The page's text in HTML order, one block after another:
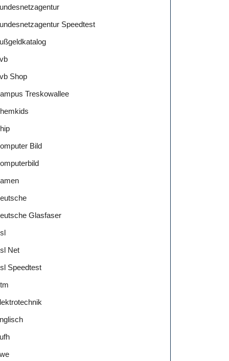
Speedtest
Shop
Treskowallee
Bild
Glasfaser
Net
Speedtest